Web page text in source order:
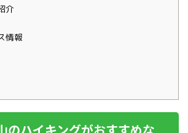
介
情報
のハイキングがおすすめな